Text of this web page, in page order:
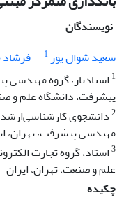
نویسندگان
سعید شوال پور1
1 استادیار، گروه
پیشرفت، دانشگاه علم و
2دانشجوی
مهندسی پیشرفت، تهران،
3استاد، گروه تجارت
علم و صنعت، تهران، ایران
چکیده